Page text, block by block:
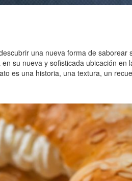
una nueva forma de saborear
su nueva y sofisticada ubicación en
es una historia, una textura, un